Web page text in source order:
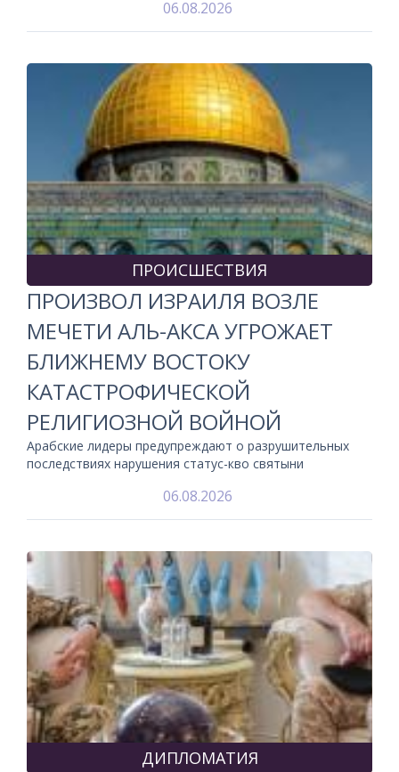
06.08.2026
ПРОИСШЕСТВИЯ
ПРОИЗВОЛ ИЗРАИЛЯ ВОЗЛЕ
МЕЧЕТИ АЛЬ-АКСА УГРОЖАЕТ
БЛИЖНЕМУ ВОСТОКУ
КАТАСТРОФИЧЕСКОЙ
РЕЛИГИОЗНОЙ ВОЙНОЙ
Арабские лидеры предупреждают о разрушительных
последствиях нарушения статус-кво святыни
06.08.2026
ДИПЛОМАТИЯ